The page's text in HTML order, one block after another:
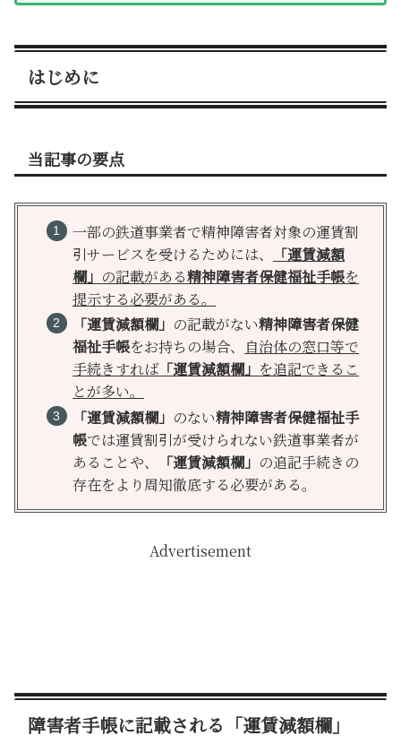
はじめに
当記事の要点
一部の鉄道事業者で精神障害者対象の運賃割
引サービスを受けるためには、
「運賃減額
欄」 の記載がある精神障害者保健福祉手帳を
提示する必要がある。
「運賃減額欄」 の記載がない精神障害者保健
福祉手帳をお持ちの場合、
自治体の窓口等で
手続きすれば「運賃減額欄」 を追記できるこ
とが多い。
「運賃減額欄」 のない精神障害者保健福祉手
帳では運賃割引が受けられない鉄道事業者が
あることや、
「運賃減額欄」 の追記手続きの
存在をより周知徹底する必要がある。
Advertisement
障害者手帳に記載される「運賃減額欄」